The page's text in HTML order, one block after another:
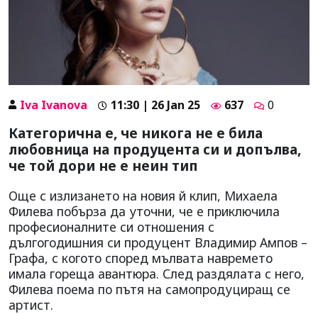
Iva Ivanova 11:30 | 26 Jan 25 637 0
Категорична е, че никога не е била
любовница на продуцента си и допълва,
че той дори не е неин тип
Още с излизането на новия й клип, Михаела
Филева побърза да уточни, че е приключила
професионалните си отношения с
дългогодишния си продуцент Владимир Ампов –
Графа, с когото според мълвата навремето
имала гореща авантюра. След раздялата с него,
Филева поема по пътя на самопродуциращ се
артист.